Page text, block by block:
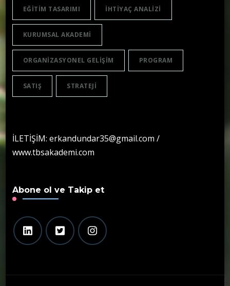
EĞITIM TASARIMI IHTIYAÇ ANALIZI
KURUMSAL AKADEMI
ORGANIZASYONEL GELIŞIM PROGRAM
SATIŞ STRATEJI
İLETİŞİM: erkandundar35@gmail.com /
www.tbsakademi.com
Abone ol ve Takip et